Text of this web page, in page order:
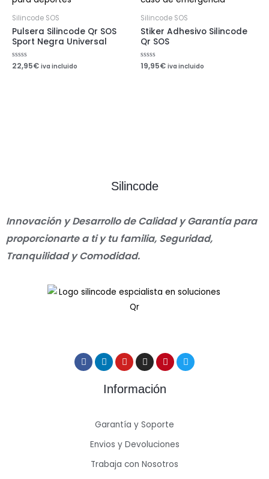
Silincode SOS
Pulsera Silincode Qr SOS
Sport Negra Universal
Valorado
con
22,95€ iva incluido
Silincode SOS
Stiker Adhesivo Silincode
Qr SOS
Valorado
con
19,95€ iva incluido
Silincode
Innovación y Desarrollo de Calidad y Garantía para
proporcionarte a ti y tu familia, Seguridad,
Tranquilidad y Comodidad.
Información
Garantía y Soporte
Envios y Devoluciones
Trabaja con Nosotros